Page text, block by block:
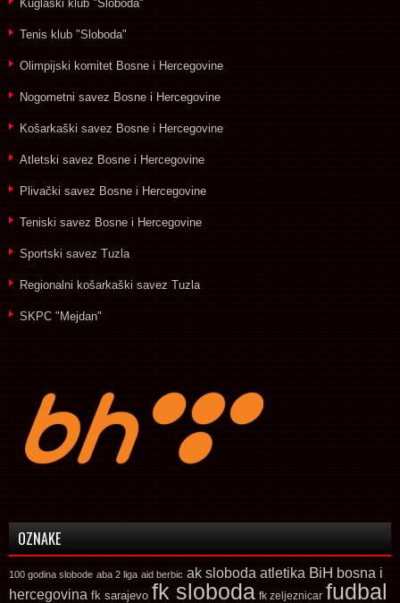
Kuglaški klub "Sloboda"
Tenis klub "Sloboda"
Olimpijski komitet Bosne i Hercegovine
Nogometni savez Bosne i Hercegovine
Košarkaški savez Bosne i Hercegovine
Atletski savez Bosne i Hercegovine
Plivački savez Bosne i Hercegovine
Teniski savez Bosne i Hercegovine
Sportski savez Tuzla
Regionalni košarkaški savez Tuzla
SKPC "Mejdan"
OZNAKE
100 godina slobode aba 2 liga aid berbic ak sloboda atletika BiH bosna i
hercegovina fk sarajevo fk sloboda fk zeljeznicar fudbal